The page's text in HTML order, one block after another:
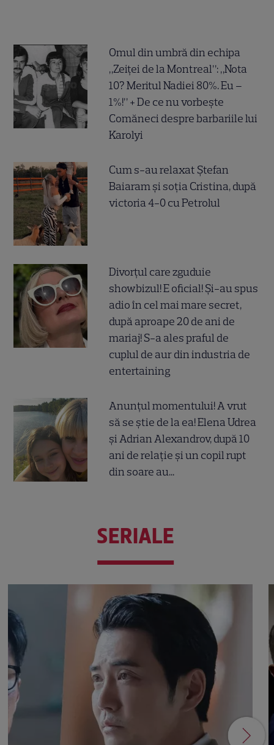
Omul din umbră din echipa
„Zeiței de la Montreal”: „Nota
10? Meritul Nadiei 80%. Eu –
1%!” + De ce nu vorbește
Comăneci despre barbariile lui
Karolyi
Cum s-au relaxat Ștefan
Baiaram și soția Cristina, după
victoria 4-0 cu Petrolul
Divorțul care zguduie
showbizul! E oficial! Și-au spus
adio în cel mai mare secret,
după aproape 20 de ani de
mariaj! S-a ales praful de
cuplul de aur din industria de
entertaining
Anunțul momentului! A vrut
să se știe de la ea! Elena Udrea
și Adrian Alexandrov, după 10
ani de relație și un copil rupt
din soare au...
SERIALE